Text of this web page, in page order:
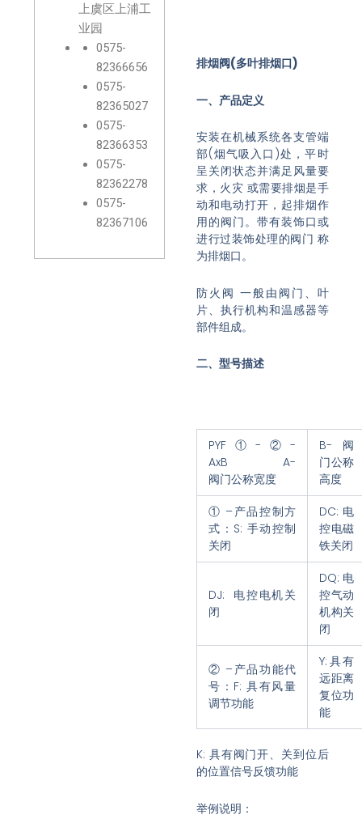
上虞区上浦工
业园
0575-
82366656
0575-
82365027
0575-
82366353
0575-
82362278
0575-
82367106
排烟阀(多叶排烟口)
一、产品定义
安装在机械系统各支管端
部(烟气吸入口)处，平时
呈关闭状态并满足风量要
求，火灾 或需要排烟是手
动和电动打开，起排烟作
用的阀门。带有装饰口或
进行过装饰处理的阀门 称
为排烟口。
防火阀 一般由阀门、叶
片、执行机构和温感器等
部件组成。
二、型号描述
PYF①-②-
AxB A-
阀门公称宽度
B-阀
门公称
高度
① –产品控制方
式：S: 手动控制
关闭
DC:电
控电磁
铁关闭
DJ: 电控电机关
闭
DQ: 电
控气动
机构关
闭
② –产品功能代
号：F: 具有风量
调节功能
Y:具有
远距离
复位功
能
K: 具有阀门开、关到位后
的位置信号反馈功能
举例说明：